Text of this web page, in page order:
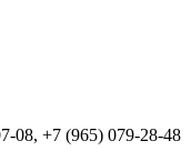
08, +7 (965) 079-28-48